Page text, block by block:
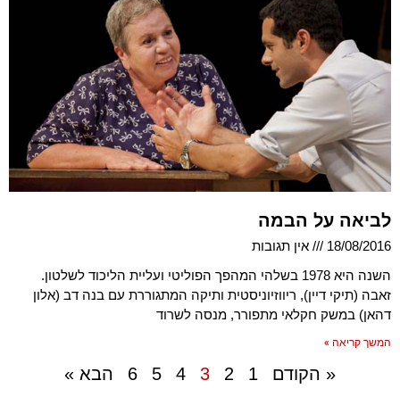
לביאה על הבמה
18/08/2016
אין תגובות
השנה היא 1978 בשלהי המהפך הפוליטי ועליית הליכוד לשלטון.
זאבה (תיקי דיין), ריווזיוניסטית ותיקה המתגוררת עם בנה דב (אלון
דהאן) במשק חקלאי מתפורר, מנסה לשרוד
המשך קריאה »
« הקודם 1
2
3
4
5
6 הבא »